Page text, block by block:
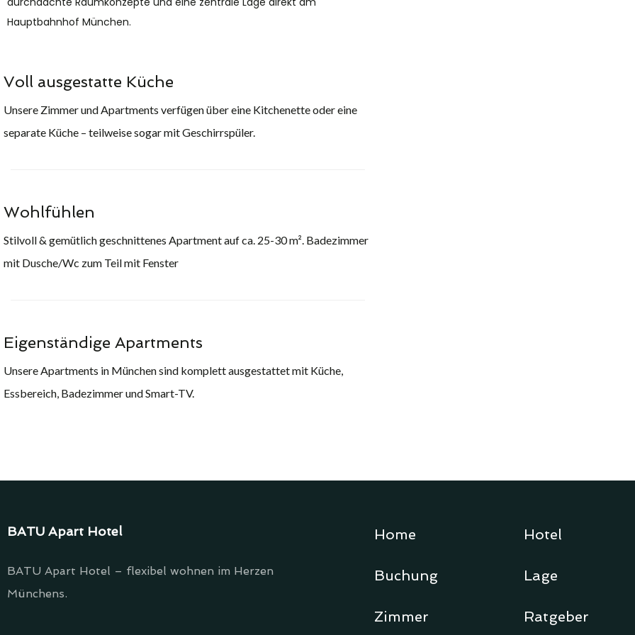
Hauptbahnhof München.
Voll ausgestatte Küche
Unsere Zimmer und Apartments verfügen über eine Kitchenette oder eine
separate Küche – teilweise sogar mit Geschirrspüler.
Wohlfühlen
Stilvoll & gemütlich geschnittenes Apartment auf ca. 25-30 m². Badezimmer
mit Dusche/Wc zum Teil mit Fenster
Eigenständige Apartments
Unsere Apartments in München sind komplett ausgestattet mit Küche,
Essbereich, Badezimmer und Smart-TV.
BATU Apart Hotel
BATU Apart Hotel – flexibel wohnen im Herzen
Münchens.
Home
Buchung
Zimmer
Hotel
Lage
Ratgeber